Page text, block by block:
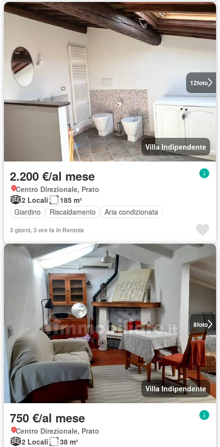
12foto
Villa Indipendente
2.200 €/al mese
Centro Direzionale, Prato
2 Locali
185 m²
Giardino
Riscaldamento Aria condizionata
3 giorni, 3 ore fa in Rentola
8foto
Villa Indipendente
750 €/al mese
Centro Direzionale, Prato
2 Locali
38 m²